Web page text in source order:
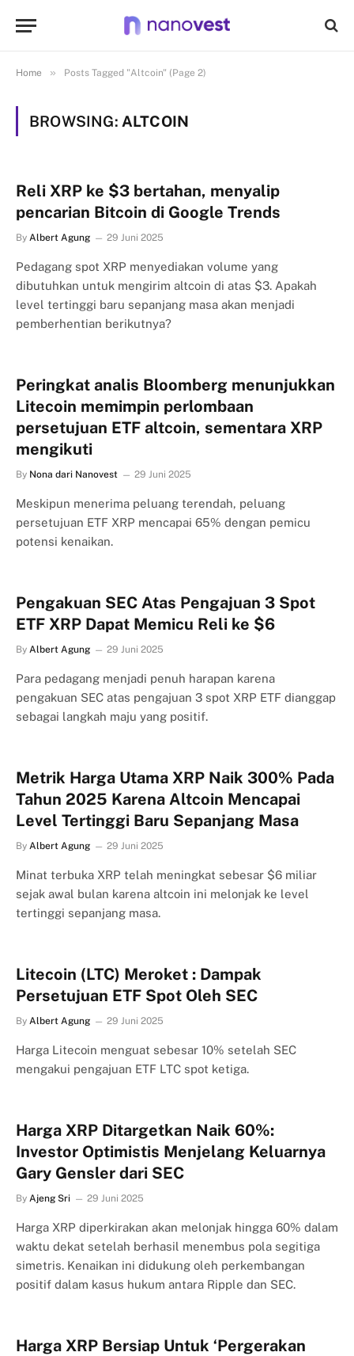
Home » Posts Tagged "Altcoin" (Page 2)
BROWSING: ALTCOIN
Reli XRP ke $3 bertahan, menyalip
pencarian Bitcoin di Google Trends
By Albert Agung 29 Juni 2025
Pedagang spot XRP menyediakan volume yang
dibutuhkan untuk mengirim altcoin di atas $3. Apakah
level tertinggi baru sepanjang masa akan menjadi
pemberhentian berikutnya?
Peringkat analis Bloomberg menunjukkan
Litecoin memimpin perlombaan
persetujuan ETF altcoin, sementara XRP
mengikuti
By Nona dari Nanovest 29 Juni 2025
Meskipun menerima peluang terendah, peluang
persetujuan ETF XRP mencapai 65% dengan pemicu
potensi kenaikan.
Pengakuan SEC Atas Pengajuan 3 Spot
ETF XRP Dapat Memicu Reli ke $6
By Albert Agung 29 Juni 2025
Para pedagang menjadi penuh harapan karena
pengakuan SEC atas pengajuan 3 spot XRP ETF dianggap
sebagai langkah maju yang positif.
Metrik Harga Utama XRP Naik 300% Pada
Tahun 2025 Karena Altcoin Mencapai
Level Tertinggi Baru Sepanjang Masa
By Albert Agung 29 Juni 2025
Minat terbuka XRP telah meningkat sebesar $6 miliar
sejak awal bulan karena altcoin ini melonjak ke level
tertinggi sepanjang masa.
Litecoin (LTC) Meroket : Dampak
Persetujuan ETF Spot Oleh SEC
By Albert Agung 29 Juni 2025
Harga Litecoin menguat sebesar 10% setelah SEC
mengakui pengajuan ETF LTC spot ketiga.
Harga XRP Ditargetkan Naik 60%:
Investor Optimistis Menjelang Keluarnya
Gary Gensler dari SEC
By Ajeng Sri 29 Juni 2025
Harga XRP diperkirakan akan melonjak hingga 60% dalam
waktu dekat setelah berhasil menembus pola segitiga
simetris. Kenaikan ini didukung oleh perkembangan
positif dalam kasus hukum antara Ripple dan SEC.
Harga XRP Bersiap Untuk ‘Pergerakan